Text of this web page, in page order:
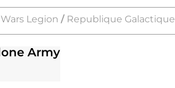
Legion / Republique Galactique
Army